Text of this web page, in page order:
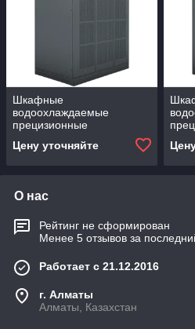
Шкафные
водоохлаждаемые
прецизионные
кондиционеры AXK-K AXK-
K C045 1E
Цену уточняйте
О нас
Рейтинг не сформирован
Менее 5 отзывов за
Работает с 21.12.2016
г. Алматы
Алматы, Казахстан